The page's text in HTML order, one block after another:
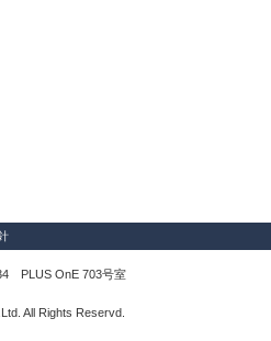
PLUS OnE 703号室
All Rights Reservd.